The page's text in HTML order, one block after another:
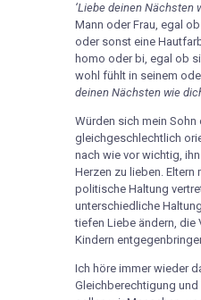
‘Liebe deinen Nächsten
Mann oder Frau, egal
oder sonst eine
homo oder bi, egal ob
wohl fühlt in seinem
deinen Nächsten wie
Würden sich mein Sohn
gleichgeschlechtlich
nach wie vor wichtig,
Herzen zu lieben.
politische Haltung
unterschiedliche
tiefen Liebe ändern, die
Kindern
Ich höre immer wieder
Gleichberechtigung und